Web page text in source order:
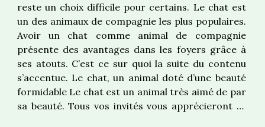
reste un choix difficile pour certains. Le chat est
un des animaux de compagnie les plus populaires.
Avoir un chat comme animal de compagnie
présente des avantages dans les foyers grâce à
ses atouts. C’est ce sur quoi la suite du contenu
s’accentue. Le chat, un animal doté d’une beauté
formidable Le chat est un animal très aimé de par
sa beauté. Tous vos invités vous apprécieront et